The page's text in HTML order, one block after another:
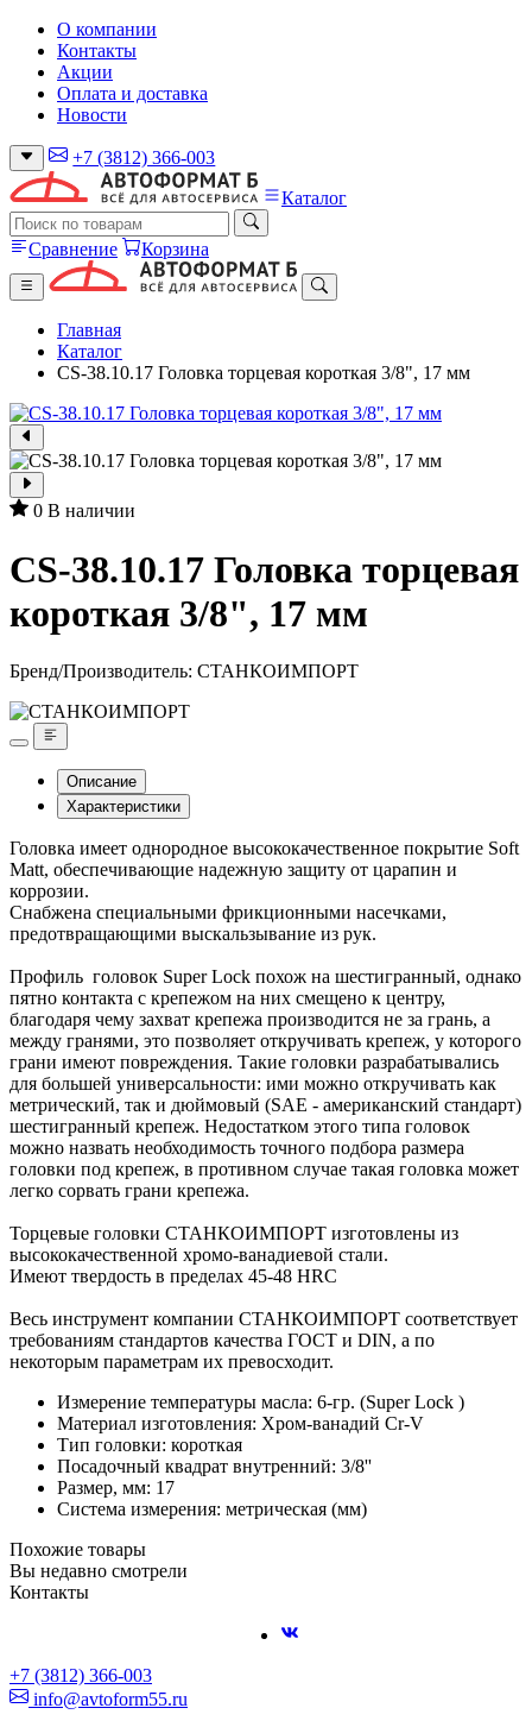
О компании
Контакты
Акции
Оплата и доставка
Новости
+7 (3812) 366-003
Каталог
Сравнение Корзина
Главная
Каталог
CS-38.10.17 Головка торцевая короткая 3/8", 17 мм
0 В наличии
CS-38.10.17 Головка торцевая
короткая 3/8", 17 мм
Бренд/Производитель: СТАНКОИМПОРТ
Описание
Характеристики
Головка имеет однородное высококачественное покрытие Soft
Matt, обеспечивающие надежную защиту от царапин и
коррозии.
Снабжена специальными фрикционными насечками,
предотвращающими выскальзывание из рук.
Профиль головок Super Lock похож на шестигранный, однако
пятно контакта с крепежом на них смещено к центру,
благодаря чему захват крепежа производится не за грань, а
между гранями, это позволяет откручивать крепеж, у которого
грани имеют повреждения. Такие головки разрабатывались
для большей универсальности: ими можно откручивать как
метрический, так и дюймовый (SAE - американский стандарт)
шестигранный крепеж. Недостатком этого типа головок
можно назвать необходимость точного подбора размера
головки под крепеж, в противном случае такая головка может
легко сорвать грани крепежа.
Торцевые головки СТАНКОИМПОРТ изготовлены из
высококачественной хромо-ванадиевой стали.
Имеют твердость в пределах 45-48 HRC
Весь инструмент компании СТАНКОИМПОРТ соответствует
требованиям стандартов качества ГОСТ и DIN, а по
некоторым параметрам их превосходит.
Измерение температуры масла: 6-гр. (Super Lock )
Материал изготовления: Хром-ванадий Cr-V
Тип головки: короткая
Посадочный квадрат внутренний: 3/8''
Размер, мм: 17
Система измерения: метрическая (мм)
Похожие товары
Вы недавно смотрели
Контакты
+7 (3812) 366-003
info@avtoform55.ru